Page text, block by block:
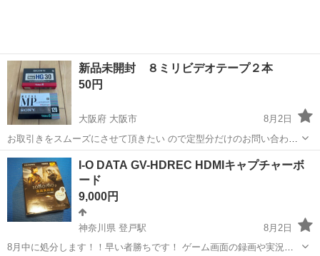
新品未開封 ８ミリビデオテープ２本
50円
大阪府 大阪市
8月2日
お取引きをスムーズにさせて頂きたい ので定型分だけのお問い合わせ
の方や、 取り引き評価が低い方にはお返事を 差し上げない場合があり
ます。 ご了承ください。 新品未開封の８ミリビデオテープ２本 中身
は大...
大阪 大阪市 ビデオテープ
I-O DATA GV-HDREC HDMIキャプチャーボ
ード
9,000円
神奈川県 登戸駅
8月2日
8月中に処分します！！早い者勝ちです！ ゲーム画面の録画や実況動